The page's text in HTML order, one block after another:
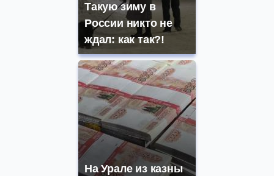
Такую зиму в
России никто не
ждал: как так?!
На Урале из казны